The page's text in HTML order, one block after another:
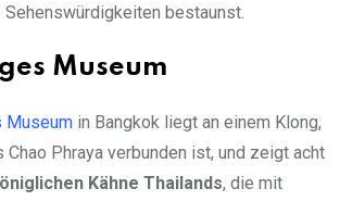
bestaunst.
Museum
Museum in Bangkok liegt an einem Klong,
Phraya verbunden ist, und zeigt acht
Kähne Thailands, die mit